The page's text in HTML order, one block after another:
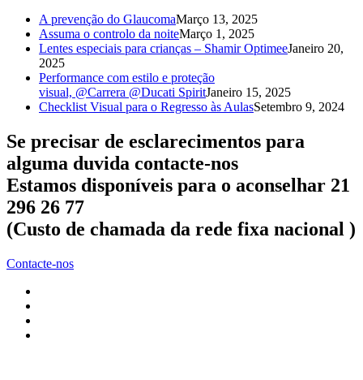
A prevenção do GlaucomaMarço 13, 2025
Assuma o controlo da noiteMarço 1, 2025
Lentes especiais para crianças – Shamir OptimeeJaneiro 20,
2025
Performance com estilo e proteção
visual, @Carrera @Ducati SpiritJaneiro 15, 2025
Checklist Visual para o Regresso às AulasSetembro 9, 2024
Se precisar de esclarecimentos para
alguma duvida contacte-nos
Estamos disponíveis para o aconselhar 21
296 26 77
(Custo de chamada da rede fixa nacional )
Contacte-nos